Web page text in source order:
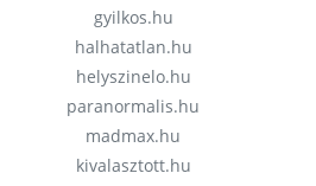
gyilkos.hu
halhatatlan.hu
helyszinelo.hu
paranormalis.hu
madmax.hu
kivalasztott.hu